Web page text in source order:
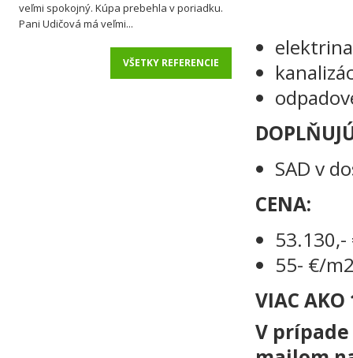
SAD v
CENA:
53.130,-
55- €/
VIAC AKO
V
veľmi spokojný. Kúpa prebehla v poriadku.
Pani Udičová má veľmi...
VŠETKY REFERENCIE